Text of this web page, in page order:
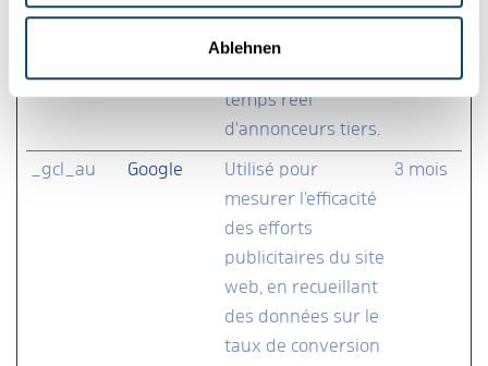
Ablehnen
de produits
publicitaires tels
temps réel
d'annonceurs tiers.
_gcl_au Google
Utilisé pour
mesurer l'efficacité
des efforts
publicitaires du site
web, en recueillant
des données sur le
taux de conversion
3 mois